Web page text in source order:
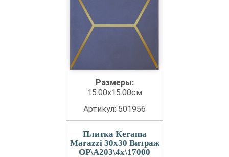
Размеры:
15.00x15.00см
Артикул: 501956
Плитка Kerama
Marazzi 30x30 Витраж
OP\A203\4x\17000